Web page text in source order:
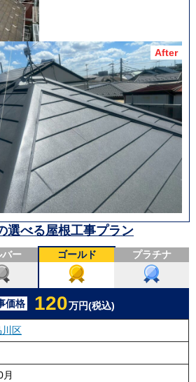
選べる屋根工事プラン
バー ゴールド プラチナ
価格 120万円(税込)
川区